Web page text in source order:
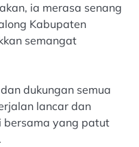
ia merasa senang
Kabupaten
semangat
dukungan semua
lancar dan
bersama yang patut